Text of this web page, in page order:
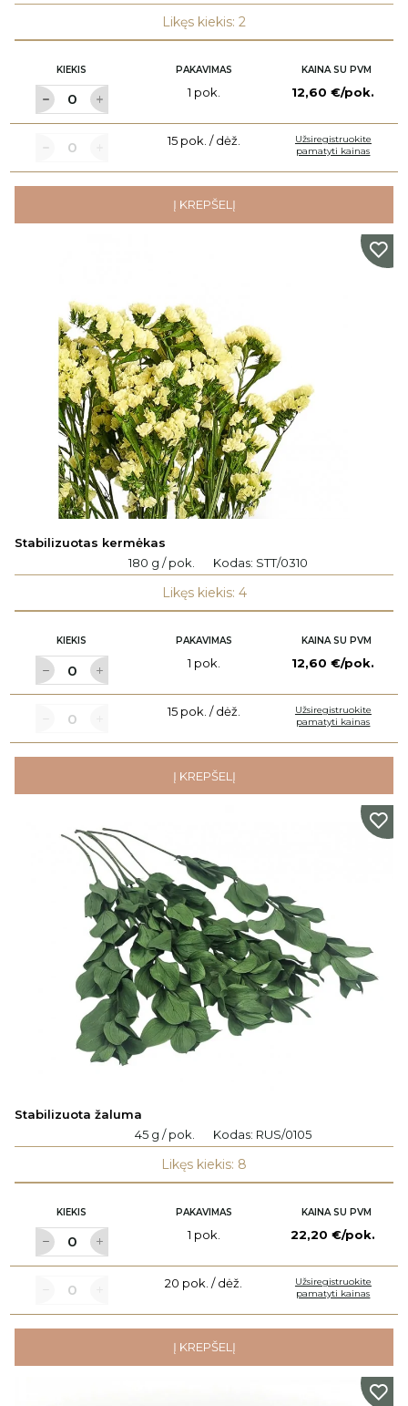
Likęs kiekis: 2
KIEKIS PAKAVIMAS KAINA SU PVM
1 pok. 12,60 €/pok.
15 pok. / dėž.
Užsiregistruokite
pamatyti kainas
Į KREPŠELĮ
Stabilizuotas kermėkas
180 g / pok.
Kodas: STT/0310
Likęs kiekis: 4
KIEKIS PAKAVIMAS KAINA SU PVM
1 pok. 12,60 €/pok.
15 pok. / dėž.
Užsiregistruokite
pamatyti kainas
Į KREPŠELĮ
Stabilizuota žaluma
45 g / pok.
Kodas: RUS/0105
Likęs kiekis: 8
KIEKIS PAKAVIMAS KAINA SU PVM
1 pok. 22,20 €/pok.
20 pok. / dėž.
Užsiregistruokite
pamatyti kainas
Į KREPŠELĮ